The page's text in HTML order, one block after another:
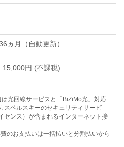
ヵ月（自動更新）
15,000円 (不課税)
光回線サービスと「BiZiMo光」対応
スペルスキーのセキュリティサービ
センス）が含まれるインターネット接
のお支払いは一括払いと分割払いから